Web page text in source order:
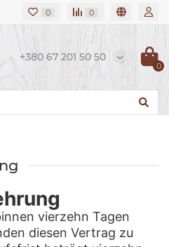
0 0
+380 67 201 50 50
0
vierzehn Tagen
diesen Vertrag zu